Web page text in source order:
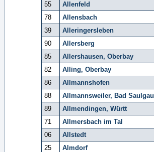
55
Allenfeld
78
Allensbach
39
Alleringersleben
90
Allersberg
85
Allershausen, Oberbay
82
Alling, Oberbay
86
Allmannshofen
88
Allmannsweiler, Bad Saulgau
89
Allmendingen, Württ
71
Allmersbach im Tal
06
Allstedt
25
Almdorf